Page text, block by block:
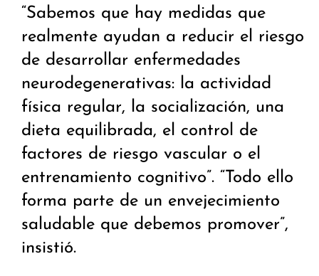
“Sabemos que hay medidas que
realmente ayudan a reducir el riesgo
de desarrollar enfermedades
neurodegenerativas: la actividad
física regular, la socialización, una
dieta equilibrada, el control de
factores de riesgo vascular o el
entrenamiento cognitivo”. “Todo ello
forma parte de un envejecimiento
saludable que debemos promover”,
insistió.